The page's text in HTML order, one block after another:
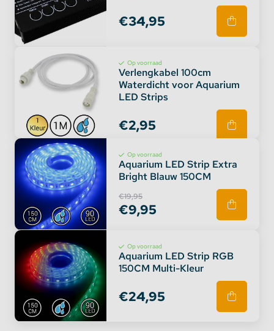
€34,95
Op voorraad
Verlengkabel 100cm
Waterdicht voor Aquarium
LED Strips
€2,95
Op voorraad
Aquarium LED Strip Extra
Bright Blauw 150CM
€19,95
€9,95
Op voorraad
Aquarium LED Strip RGB
150CM Multi-Kleur
€24,95